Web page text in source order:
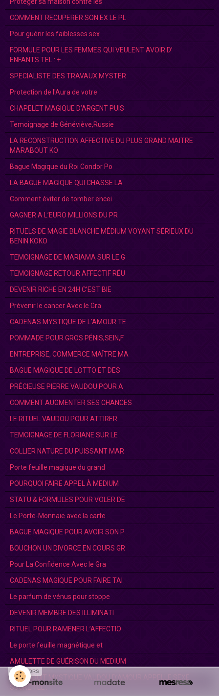
COMMENT RECUPERER SON EX LE PL
Pour guérir les faiblesses sex
FORMULE POUR LES FEMMES QUI VEULENT AVOIR D’
ENFANTS.TEL : +
SPECIALISTE DES TRAVAUX MYSTER
Protection de l'Aura de votre
CHAPELET MAGIQUE D’ARGENT PUIS
Temoignage de Généviève,Russie
LA RECONSTRUCTION AFFECTIVE DU PLUS GRAND MAITRE
MARABOUT KO
Bague Magique du Roi Condor Po
LA BAGUE MAGIQUE QUI CHASSE LA
Comment éviter de tomber encei
GAGNER A L’EURO MILLIONS DU PR
RITUELS DE MAGIE BLANCHE MÉDIUM VOYANT SÉRIEUX DU
BENIN KOKO
TEMOIGNAGE DE MARIAMA SUR LE G
TEMOIGNAGE RETOUR AFFECTIF RÉU
DEVENIR RICHE EN 24H C’EST BIE
Prévenir le cancer Avec le Gra
CADENAS MYSTIQUE DE L'AMOUR.TE
POMMADE POUR GROS PÉNIS,SEIN,F
ENTREPRISE, COMMERCE MAÎTRE MA
BAGUE MAGIQUE DE LOTTO ET DES
PRÉCIEUSE PIERRE VAUDOU POUR A
COMMENT AUGMENTER SES CHANCES
LE RITUEL VAUDOU POUR ATTIRER
TEMOIGNAGE DE FLORIANE SUR LE
COLLIER NATURE DU PUISSANT MAR
Porte feuille magique du grand
POURQUOI FAIRE APPEL À MEDIUM
STATU & FORMULES POUR VOLER DE
Le Porte-Monnaie avec la carte
BAGUE MAGIQUE POUR AVOIR SON P
BOUCHON UN DIVORCE EN COURS GR
Pour La Confidence Avec le Gra
CADENAS MAGIQUE POUR FAIRE TAI
Le parfum de vénus pour stoppe
DEVENIR MEMBRE DES ILLIMINATI
RITUEL POUR RAMENER L’AFFECTIO
Le porte feuille magnétique et
AMULETTE DE GUÉRISON DU MEDIUM
LE PRODUIT MYSTIQUE VAUDOU D’AMOUR APPELLE SEXE
SUCRE.TEL :
SPONSORS